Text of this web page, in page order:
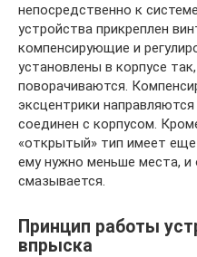
непосредственно к
устройства прикреплен
компенсирующие и
установлены в корпусе
поворачиваются.
эксцентрики
соединен с корпусом.
«открытый» тип имеет
ему нужно меньше места,
смазывается.
Принцип работы
впрыска